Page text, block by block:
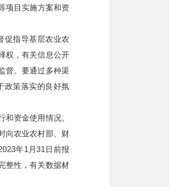
项目实施方案和资
指导基层农业农
权，有关信息公开
督。要通过多种渠
政策落实的良好氛
资金使用情况。
向农业农村部、财
年1月31日前报
整性，有关数据材